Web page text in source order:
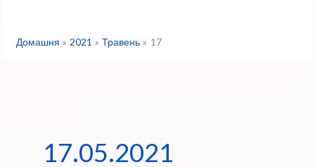
Домашня 2021 Травень 17
17.05.2021